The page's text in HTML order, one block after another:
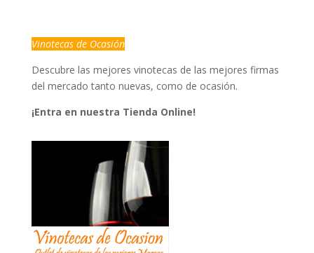
Vinotecas de Ocasión
Descubre las mejores vinotecas de las mejores firmas
del mercado tanto nuevas, como de ocasión.
¡Entra en nuestra Tienda Online!